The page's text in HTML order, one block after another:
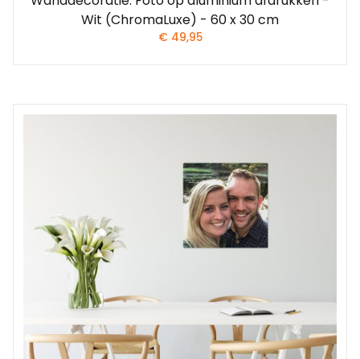
Wit (ChromaLuxe) - 60 x 30 cm
€49,95